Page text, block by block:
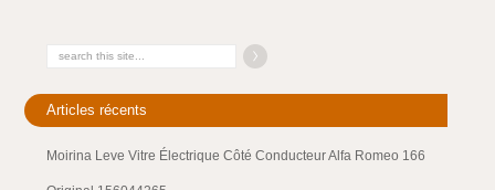
Articles récents
Moirina Leve Vitre Électrique Côté Conducteur Alfa Romeo 166